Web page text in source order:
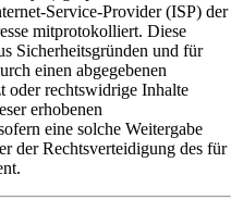
Service-Provider (ISP) der
mitprotokolliert. Diese
Sicherheitsgründen und für
einen abgegebenen
oder rechtswidrige Inhalte
erhobenen
eine solche Weitergabe
der Rechtsverteidigung des für